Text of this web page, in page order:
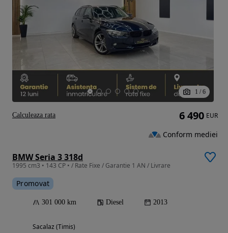
1 / 6
BMW Seria 3 318d
1995 cm3 • 143 CP • / Rate Fixe / Garantie 1 AN / Livrare
Promovat
301 000 km Diesel 2013
Sacalaz (Timis)
6 490 EUR
Conform mediei
Calculeaza rata